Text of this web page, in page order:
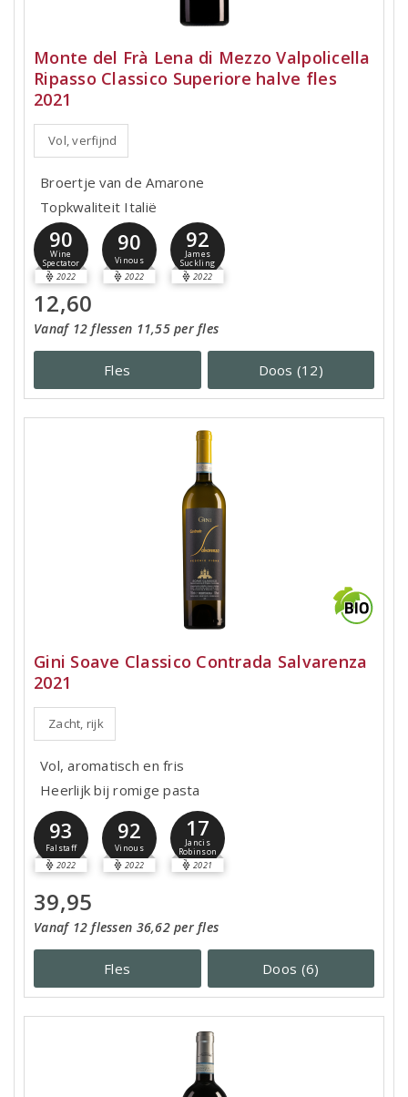
Monte del Frà Lena di Mezzo Valpolicella
Ripasso Classico Superiore halve fles
2021
Vol, verfijnd
Broertje van de Amarone
Topkwaliteit Italië
90
Wine
Spectator
2022
90
Vinous
2022
92
James
Suckling
2022
12,60
Vanaf 12 flessen 11,55 per fles
Fles Doos (12)
Gini Soave Classico Contrada Salvarenza
2021
Zacht, rijk
Vol, aromatisch en fris
Heerlijk bij romige pasta
93
Falstaff
2022
92
Vinous
2022
17
Jancis
Robinson
2021
39,95
Vanaf 12 flessen 36,62 per fles
Fles Doos (6)